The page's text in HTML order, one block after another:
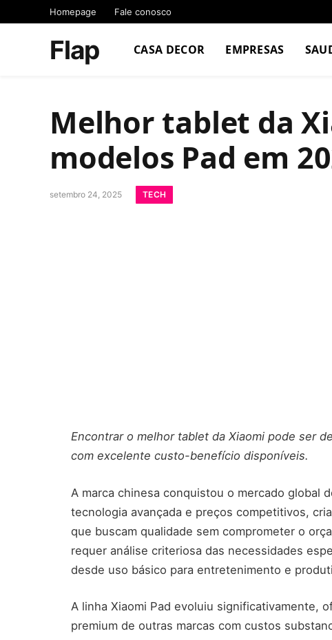
Homepage Fale conosco
Flap CASA DECOR EMPRESAS
Melhor tablet da
modelos Pad em
setembro 24, 2025 TECH
Encontrar o melhor tablet da Xiaomi pode ser
com excelente custo-benefício disponíveis.
A marca chinesa conquistou o mercado global
tecnologia avançada e preços competitivos,
que buscam qualidade sem comprometer o
requer análise criteriosa das necessidades
desde uso básico para entretenimento e
A linha Xiaomi Pad evoluiu significativamente,
premium de outras marcas com custos